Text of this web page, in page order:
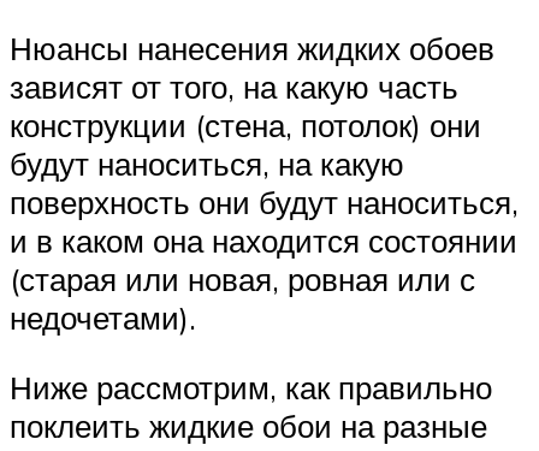
Нюансы нанесения жидких обоев
зависят от того, на какую часть
конструкции (стена, потолок) они
будут наноситься, на какую
поверхность они будут наноситься,
и в каком она находится состоянии
(старая или новая, ровная или с
недочетами).
Ниже рассмотрим, как правильно
поклеить жидкие обои на разные